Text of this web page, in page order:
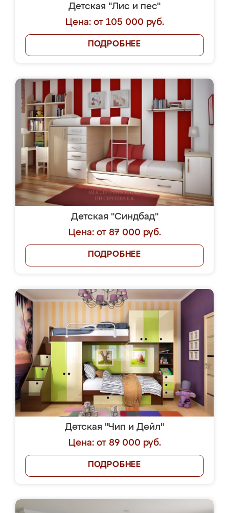
Детская "Лис и пес"
Цена: от 105 000 руб.
ПОДРОБНЕЕ
Детская "Синдбад"
Цена: от 87 000 руб.
ПОДРОБНЕЕ
Детская "Чип и Дейл"
Цена: от 89 000 руб.
ПОДРОБНЕЕ